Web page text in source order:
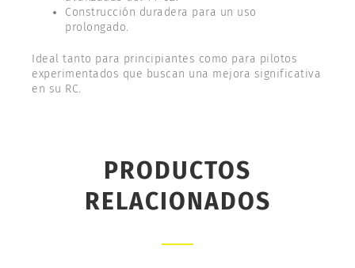
Construcción duradera para un uso
prolongado.
Ideal tanto para principiantes como para pilotos
experimentados que buscan una mejora significativa
en su RC.
PRODUCTOS
RELACIONADOS